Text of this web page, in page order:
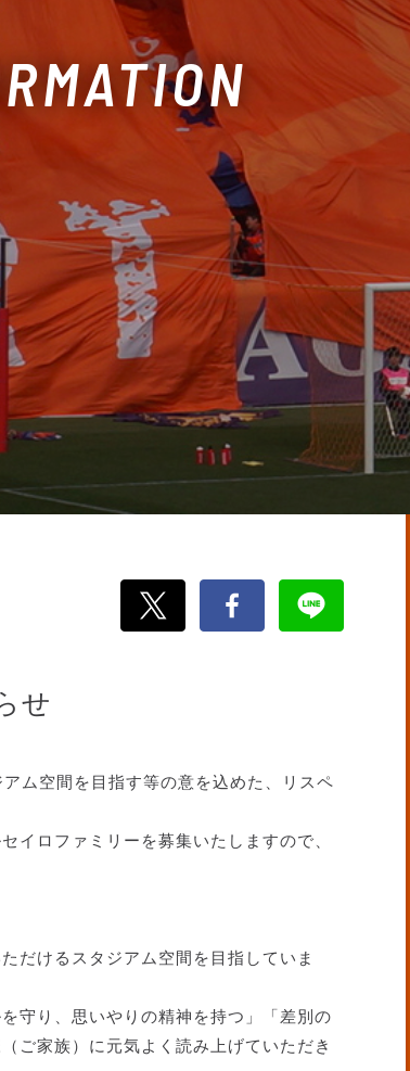
せ
ム空間を目指す等の意を込めた、リスペ
イロファミリーを募集いたしますので、
だけるスタジアム空間を目指していま
守り、思いやりの精神を持つ」「差別の
ご家族）に元気よく読み上げていただき